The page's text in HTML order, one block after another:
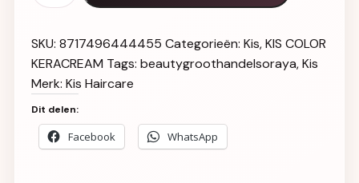
SKU: 8717496444455 Categorieën: Kis,KIS COLOR
KERACREAM Tags: beautygroothandelsoraya,Kis
Merk: Kis Haircare
Dit delen:
Facebook WhatsApp